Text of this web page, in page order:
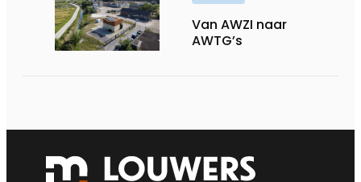
Van AWZI naar
AWTG’s